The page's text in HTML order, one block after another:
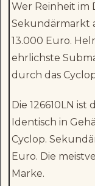
Wer Reinheit im
Sekundärmarkt
13.000 Euro.
ehrlichste
durch das
Die 126610LN
Identisch in
Cyclop.
Euro. Die
Marke.